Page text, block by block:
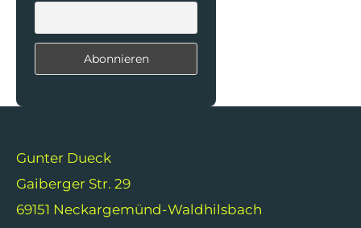
Gunter Dueck
Gaiberger Str. 29
69151 Neckargemünd-Waldhilsbach